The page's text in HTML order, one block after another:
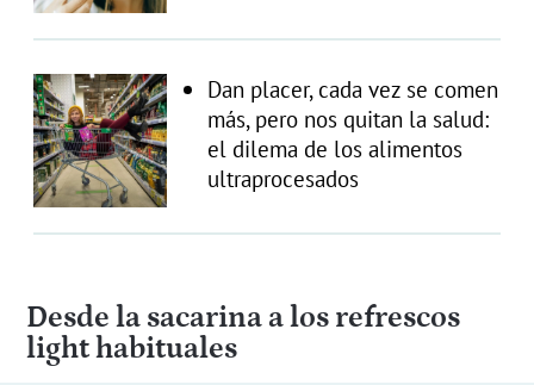
Dan placer, cada vez se comen
más, pero nos quitan la salud:
el dilema de los alimentos
ultraprocesados
Desde la sacarina a los refrescos
light habituales